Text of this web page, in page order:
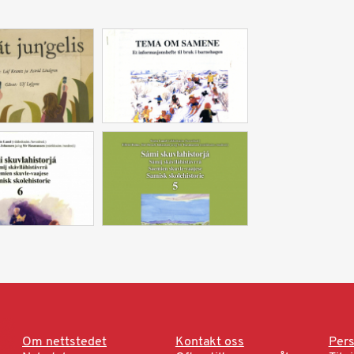
Om nettstedet Kontakt oss